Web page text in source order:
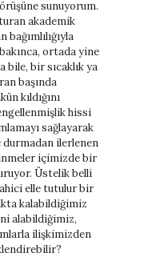
sunuyorum.
akademik
ortada yine
bile, bir sıcaklık ya
başında
kıldığını
hissi
sağlayarak
durmadan ilerlenen
içimizde bir
Üstelik belli
elle tutulur bir
kalabildiğimiz
alabildiğimiz,
ilişkimizden